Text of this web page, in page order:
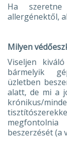
Ha
allergénektől,
Milyen
Viseljen
bármelyik
üzletben
alatt, de mi a
krónikus/
beszerzését (a